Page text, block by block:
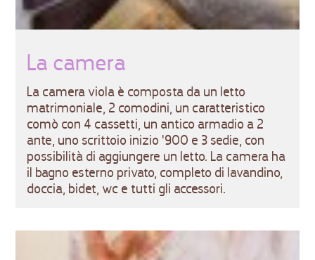
La camera
La camera viola è composta da un letto
matrimoniale, 2 comodini, un caratteristico
comò con 4 cassetti, un antico armadio a 2
ante, uno scrittoio inizio '900 e 3 sedie, con
possibilità di aggiungere un letto. La camera ha
il bagno esterno privato, completo di lavandino,
doccia, bidet, wc e tutti gli accessori.